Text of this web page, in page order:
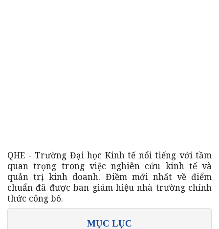
QHE - Trường Đại học Kinh tế nổi tiếng với tầm
quan trọng trong việc nghiên cứu kinh tế và
quản trị kinh doanh. Điềm mới nhất về điểm
chuẩn đã được ban giám hiệu nhà trường chính
thức công bố.
MỤC LỤC